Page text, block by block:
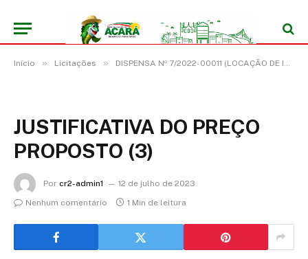
Início » Licitações » DISPENSA Nº 7/2022-00011 (LOCAÇÃO DE IMÓVEL PARA FINS NÃO RESIDENCIAIS, LOCALIZADO NO PROJETO DE ASSENTAMENTO CALMARIA I – ZONA RURAL, DESTINADO A ATENDER OS INTERESSES DA SECRETARIA MUNICPAL DE EDUCAÇÃO DO MUNICÍPIO DE ACARÁ/PA)
JUSTIFICATIVA DO PREÇO
PROPOSTO (3)
Por cr2-admin1
12 de julho de 2023
Nenhum comentário
1 Min de leitura